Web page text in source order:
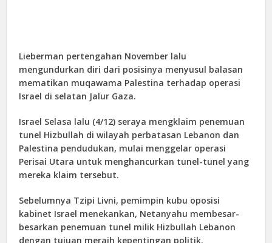
Lieberman pertengahan November lalu
mengundurkan diri dari posisinya menyusul balasan
mematikan muqawama Palestina terhadap operasi
Israel di selatan Jalur Gaza.
Israel Selasa lalu (4/12) seraya mengklaim penemuan
tunel Hizbullah di wilayah perbatasan Lebanon dan
Palestina pendudukan, mulai menggelar operasi
Perisai Utara untuk menghancurkan tunel-tunel yang
mereka klaim tersebut.
Sebelumnya Tzipi Livni, pemimpin kubu oposisi
kabinet Israel menekankan, Netanyahu membesar-
besarkan penemuan tunel milik Hizbullah Lebanon
dengan tujuan meraih kepentingan politik.